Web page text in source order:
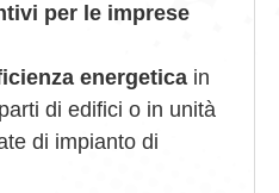
per le imprese
energetica in
di edifici o in unità
di impianto di